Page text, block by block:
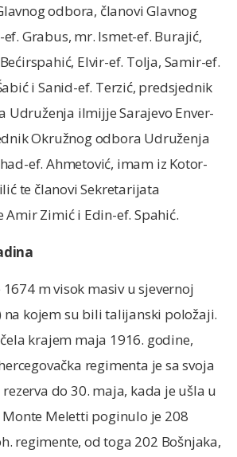
odbora, članovi Glavnog
Grabus, mr. Ismet-ef. Burajić,
Elvir-ef. Tolja, Samir-ef.
i Sanid-ef. Terzić, predsjednik
Udruženja ilmijje Sarajevo Enver-
Okružnog odbora Udruženja
ef. Ahmetović, imam iz Kotor-
te članovi Sekretarijata
Zimić i Edin-ef. Spahić.
m visok masiv u sjevernoj
kojem su bili talijanski položaji.
krajem maja 1916. godine,
regimenta je sa svoja
do 30. maja, kada je ušla u
Meletti poginulo je 208
regimente, od toga 202 Bošnjaka,